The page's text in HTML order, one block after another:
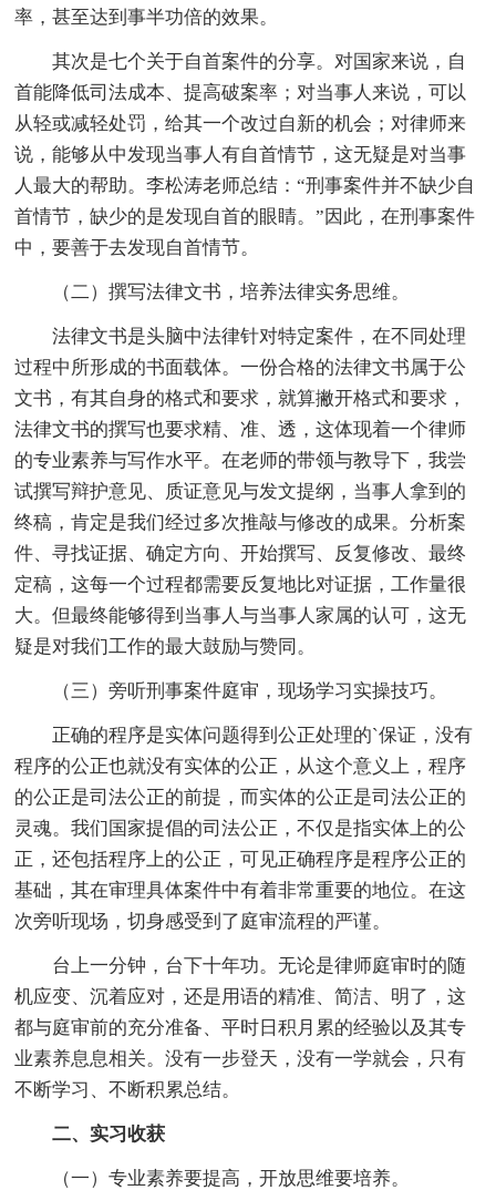
率，甚至达到事半功倍的效果。
其次是七个关于自首案件的分享。对国家来说，自
首能降低司法成本、提高破案率；对当事人来说，可以
从轻或减轻处罚，给其一个改过自新的机会；对律师来
说，能够从中发现当事人有自首情节，这无疑是对当事
人最大的帮助。李松涛老师总结：“刑事案件并不缺少自
首情节，缺少的是发现自首的眼睛。”因此，在刑事案件
中，要善于去发现自首情节。
（二）撰写法律文书，培养法律实务思维。
法律文书是头脑中法律针对特定案件，在不同处理
过程中所形成的书面载体。一份合格的法律文书属于公
文书，有其自身的格式和要求，就算撇开格式和要求，
法律文书的撰写也要求精、准、透，这体现着一个律师
的专业素养与写作水平。在老师的带领与教导下，我尝
试撰写辩护意见、质证意见与发文提纲，当事人拿到的
终稿，肯定是我们经过多次推敲与修改的成果。分析案
件、寻找证据、确定方向、开始撰写、反复修改、最终
定稿，这每一个过程都需要反复地比对证据，工作量很
大。但最终能够得到当事人与当事人家属的认可，这无
疑是对我们工作的最大鼓励与赞同。
（三）旁听刑事案件庭审，现场学习实操技巧。
正确的程序是实体问题得到公正处理的`保证，没有
程序的公正也就没有实体的公正，从这个意义上，程序
的公正是司法公正的前提，而实体的公正是司法公正的
灵魂。我们国家提倡的司法公正，不仅是指实体上的公
正，还包括程序上的公正，可见正确程序是程序公正的
基础，其在审理具体案件中有着非常重要的地位。在这
次旁听现场，切身感受到了庭审流程的严谨。
台上一分钟，台下十年功。无论是律师庭审时的随
机应变、沉着应对，还是用语的精准、简洁、明了，这
都与庭审前的充分准备、平时日积月累的经验以及其专
业素养息息相关。没有一步登天，没有一学就会，只有
不断学习、不断积累总结。
二、实习收获
（一）专业素养要提高，开放思维要培养。